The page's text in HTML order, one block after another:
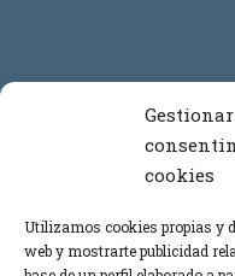
cookies
Utilizamos cookies propias y
web y mostrarte publicidad
+34 699 908 873
+34 669 443 864